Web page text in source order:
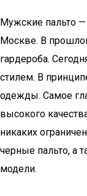
Мужские пальто —
Москве. В
гардероба.
стилем. В
одежды. Самое
высокого
никаких
черные пальто, а
модели.